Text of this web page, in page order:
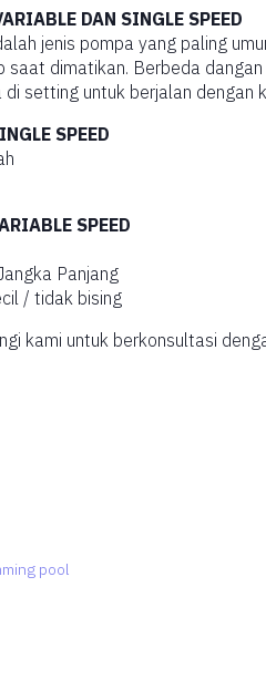
DAN SINGLE SPEED
jenis pompa yang paling
saat dimatikan. Berbeda
di setting untuk berjalan
SPEED
SPEED
Panjang
/ tidak bising
kami untuk berkonsultasi
pool